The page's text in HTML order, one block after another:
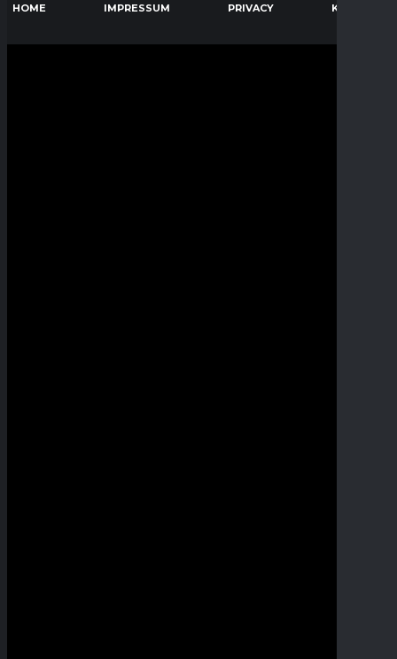
HOME IMPRESSUM PRIVACY KONTAKT